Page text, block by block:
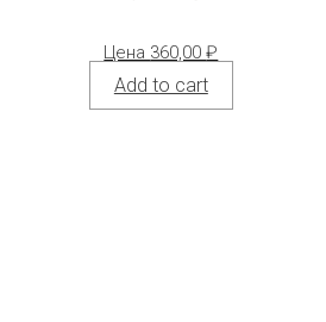
Цена 360,00₽
Add to cart